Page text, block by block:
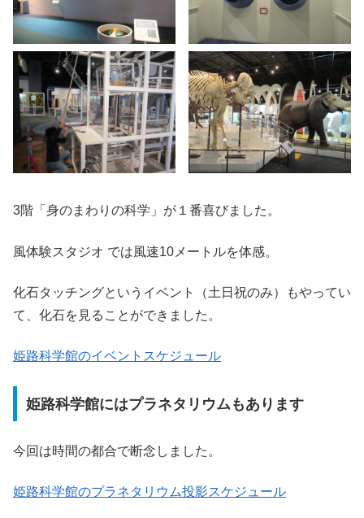
3階「身のまわりの科学」が１番喜びました。
風体験スタジオ では風速10メートルを体感。
化石タッチングというイベント（土日祝のみ）もやってい
て、化石を見ることができました。
姫路科学館のイベントスケジュール
姫路科学館にはプラネタリウムもあります
今回は時間の都合で断念しました。
姫路科学館のプラネタリウム投影スケジュール